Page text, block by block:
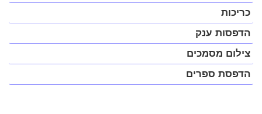
כריכות
הדפסות ענק
צילום מסמכים
הדפסת ספרים